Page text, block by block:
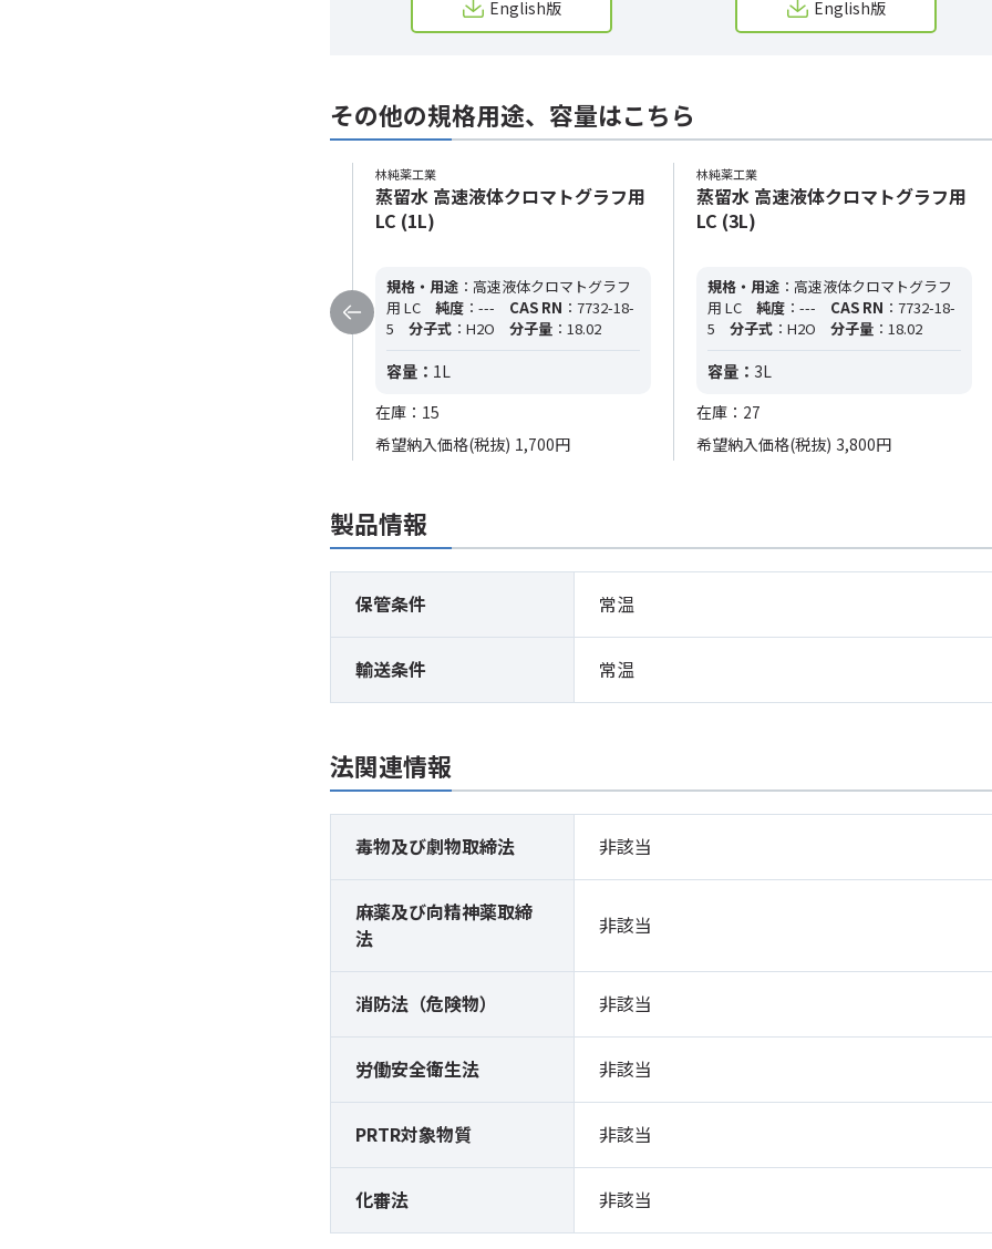
English版 English版
その他の規格用途、容量はこちら
林純薬工業
蒸留水 高速液体クロマトグラフ用
LC (1L)
規格・用途 ：高速液体クロマトグラフ
用 LC
純度 ：--- CAS RN ：7732-18-
5
分子式 ：H2O 分子量 ：18.02
容量： 1L
在庫：15
希望納入価格(税抜) 1,700円
林純薬工業
蒸留水 高速液体クロマトグラフ用
LC (3L)
規格・用途 ：高速液体クロマトグラフ
用 LC
純度 ：--- CAS RN ：7732-18-
5
分子式 ：H2O 分子量 ：18.02
容量： 3L
在庫：27
希望納入価格(税抜) 3,800円
製品情報
保管条件 常温
輸送条件 常温
法関連情報
毒物及び劇物取締法 非該当
麻薬及び向精神薬取締
法
非該当
消防法（危険物） 非該当
労働安全衛生法 非該当
PRTR対象物質 非該当
化審法 非該当